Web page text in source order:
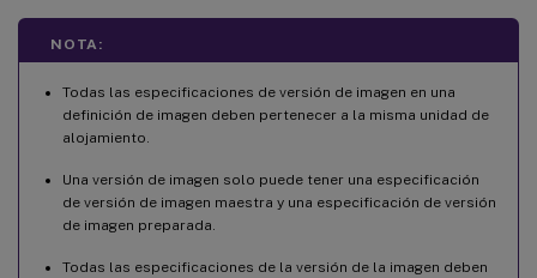
NOTA:
Todas las especificaciones de versión de imagen en una
definición de imagen deben pertenecer a la misma unidad de
alojamiento.
Una versión de imagen solo puede tener una especificación
de versión de imagen maestra y una especificación de versión
de imagen preparada.
Todas las especificaciones de la versión de la imagen deben